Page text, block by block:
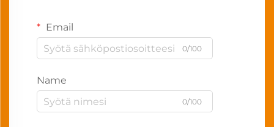
Email
0/100
Name
0/100